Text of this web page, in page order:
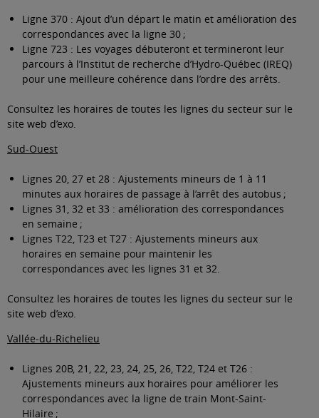
Ligne 370 : Ajout d’un départ le matin et amélioration des
correspondances avec la ligne 30 ;
Ligne 723 : Les voyages débuteront et termineront leur
parcours à l’Institut de recherche d’Hydro-Québec (IREQ)
pour une meilleure cohérence dans l’ordre des arrêts.
Consultez les horaires de toutes les lignes du secteur sur le
site web d’exo.
Sud-Ouest
Lignes 20, 27 et 28 : Ajustements mineurs de 1 à 11
minutes aux horaires de passage à l’arrêt des autobus ;
Lignes 31, 32 et 33 : amélioration des correspondances
en semaine ;
Lignes T22, T23 et T27 : Ajustements mineurs aux
horaires en semaine pour maintenir les
correspondances avec les lignes 31 et 32.
Consultez les horaires de toutes les lignes du secteur sur le
site web d’exo.
Vallée-du-Richelieu
Lignes 20B, 21, 22, 23, 24, 25, 26, T22, T24 et T26 :
Ajustements mineurs aux horaires pour améliorer les
correspondances avec la ligne de train Mont-Saint-
Hilaire ;